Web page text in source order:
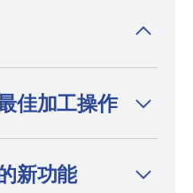
需求和性能要求。设
状、更精细的细节和
佳加工操作
新功能